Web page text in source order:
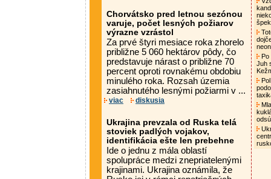
Chorvátsko pred letnou sezónou
varuje, počet lesných požiarov
výrazne vzrástol
Za prvé štyri mesiace roka zhorelo
približne 5 060 hektárov pôdy, čo
predstavuje nárast o približne 70
percent oproti rovnakému obdobiu
minulého roka. Rozsah územia
zasiahnutého lesnými požiarmi v ...
viac diskusia
Ukrajina prevzala od Ruska telá
stoviek padlých vojakov,
identifikácia ešte len prebehne
Ide o jednu z mála oblastí
spolupráce medzi znepriatelenými
krajinami. Ukrajina oznámila, že
Po
Juh